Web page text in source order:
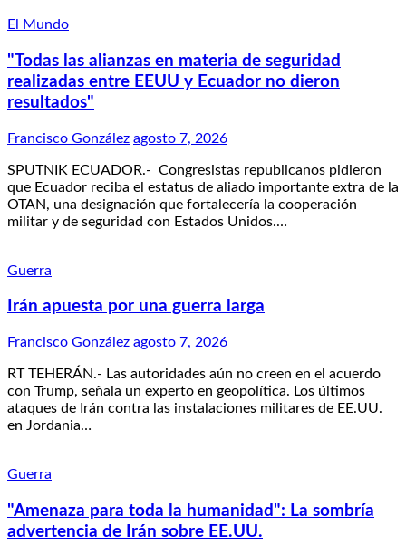
El Mundo
"Todas las alianzas en materia de seguridad
realizadas entre EEUU y Ecuador no dieron
resultados"
Francisco González agosto 7, 2026
SPUTNIK ECUADOR.- Congresistas republicanos pidieron
que Ecuador reciba el estatus de aliado importante extra de la
OTAN, una designación que fortalecería la cooperación
militar y de seguridad con Estados Unidos.…
Guerra
Irán apuesta por una guerra larga
Francisco González agosto 7, 2026
RT TEHERÁN.- Las autoridades aún no creen en el acuerdo
con Trump, señala un experto en geopolítica. Los últimos
ataques de Irán contra las instalaciones militares de EE.UU.
en Jordania…
Guerra
"Amenaza para toda la humanidad": La sombría
advertencia de Irán sobre EE.UU.